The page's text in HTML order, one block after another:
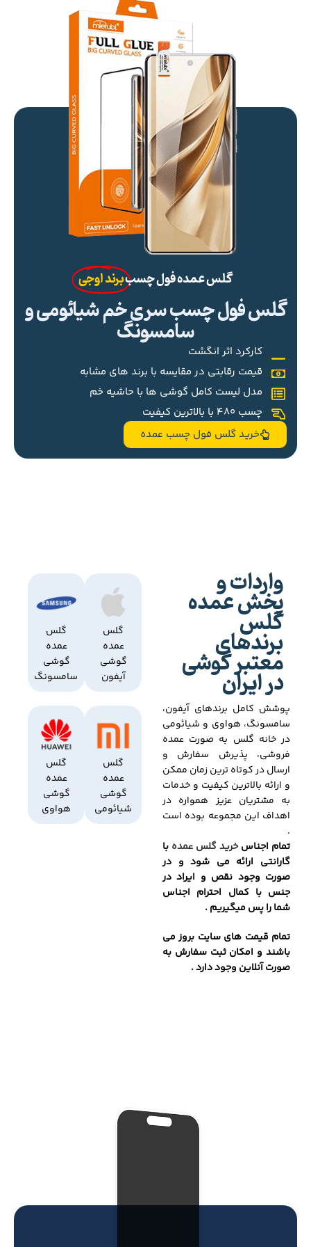
گلس عمده فول چسببرند اوجی
گلس فول چسب سری خم شیائومی و
سامسونگ
کارکرد اثر انگشت
قیمت رقابتی در مقایسه با برند های مشابه
مدل لیست کامل گوشی ها با حاشیه خم
چسب 480 با بالاترین کیفیت
خرید گلس فول چسب عمده
واردات و
پخش عمده
گلس
برندهای
معتبر گوشی
در ایران
پوشش کامل برندهای آیفون،
سامسونگ، هواوی و شیائومی
در خانه گلس به صورت عمده
فروشی، پذیرش سفارش و
ارسال در کوتاه ترین زمان ممکن
و ارائه بالاترین کیفیت و خدمات
به مشتریان عزیز همواره در
اهداف این مجموعه بوده است
.
تمام اجناسخرید گلس عمده با
گارانتی ارائه می شود و در
صورت وجود نقص و ایراد در
جنس با کمال احترام اجناس
شما را پس میگیریم .
تمام قیمت های سایت بروز می
باشند و امکان ثبت سفارش به
صورت آنلاین وجود دارد .
گلس
عمده
گوشی
آیفون
گلس
عمده
گوشی
سامسونگ
گلس
عمده
گوشی
شیائومی
گلس
عمده
گوشی
هواوی